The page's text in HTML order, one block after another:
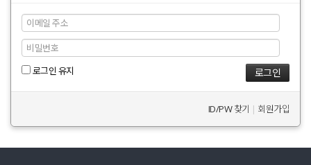
로그인 유지
ID/PW 찾기 | 회원가입